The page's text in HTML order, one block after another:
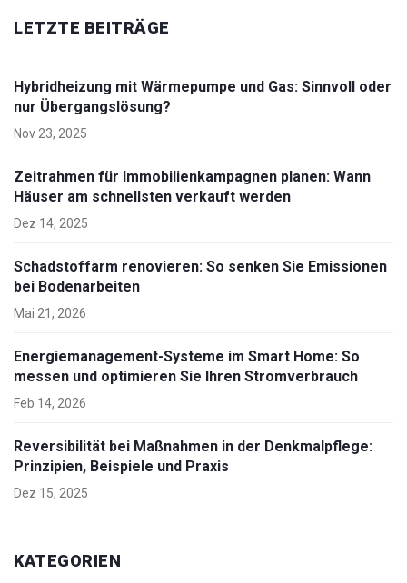
LETZTE BEITRÄGE
Hybridheizung mit Wärmepumpe und Gas: Sinnvoll oder
nur Übergangslösung?
Nov 23, 2025
Zeitrahmen für Immobilienkampagnen planen: Wann
Häuser am schnellsten verkauft werden
Dez 14, 2025
Schadstoffarm renovieren: So senken Sie Emissionen
bei Bodenarbeiten
Mai 21, 2026
Energiemanagement-Systeme im Smart Home: So
messen und optimieren Sie Ihren Stromverbrauch
Feb 14, 2026
Reversibilität bei Maßnahmen in der Denkmalpflege:
Prinzipien, Beispiele und Praxis
Dez 15, 2025
KATEGORIEN